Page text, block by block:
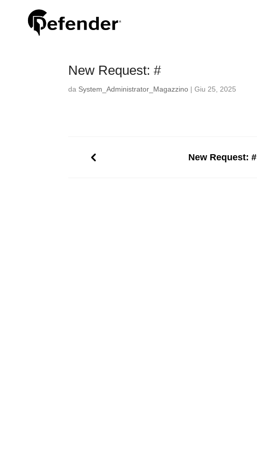
New Request: #
da System_Administrator_Magazzino |Giu 25, 2025
New Request: #